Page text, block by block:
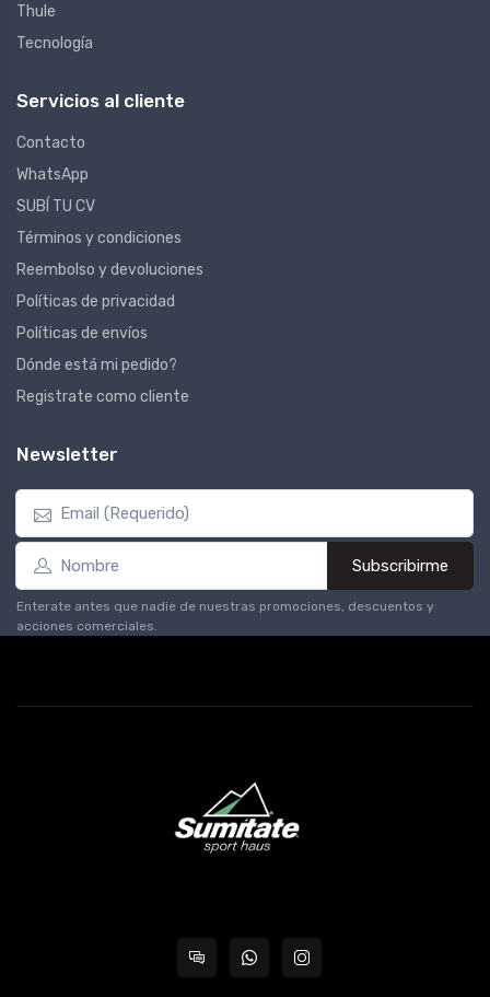
Thule
Tecnología
Servicios al cliente
Contacto
WhatsApp
SUBÍ TU CV
Términos y condiciones
Reembolso y devoluciones
Políticas de privacidad
Políticas de envíos
Dónde está mi pedido?
Registrate como cliente
Newsletter
Subscribirme
Enterate antes que nadie de nuestras promociones, descuentos y
acciones comerciales.